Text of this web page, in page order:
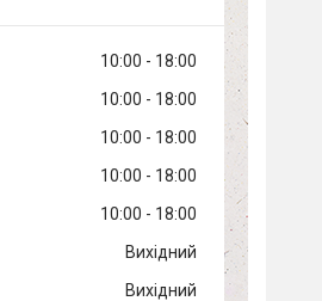
10:00
18:00
10:00
18:00
10:00
18:00
10:00
18:00
10:00
18:00
Вихідний
Вихідний